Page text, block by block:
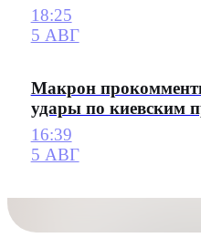
18:25
5 АВГ
Макрон
удары по киевским
16:39
5 АВГ